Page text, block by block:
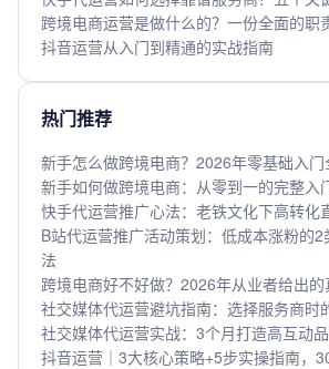
跨境电商运营是做什么的？一份全面的职
抖音运营从入门到精通的实战指南
热门推荐
新手怎么做跨境电商？2026年零基础入门
新手如何做跨境电商：从零到一的完整入
快手代运营推广心法：老铁文化下高转化
B站代运营推广活动策划：低成本涨粉的
法
跨境电商好不好做？2026年从业者给出
社交媒体代运营避坑指南：选择服务商时
社交媒体代运营实战：3个月打造高互动
抖音运营｜3大核心策略+5步实操指南，